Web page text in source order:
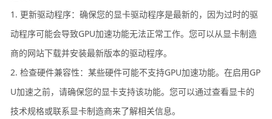
1. 更新驱动程序：确保您的显卡驱动程序是最新的，因为过时的驱
动程序可能会导致GPU加速功能无法正常工作。您可以从显卡制造
商的网站下载并安装最新版本的驱动程序。
2. 检查硬件兼容性：某些硬件可能不支持GPU加速功能。在启用GP
U加速之前，请确保您的显卡支持该功能。您可以通过查看显卡的
技术规格或联系显卡制造商来了解相关信息。